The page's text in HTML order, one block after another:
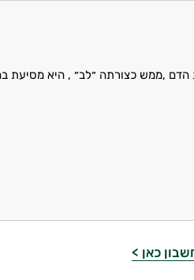
,ממש כצורתה ״לב״ , היא מסיעת
כאן >